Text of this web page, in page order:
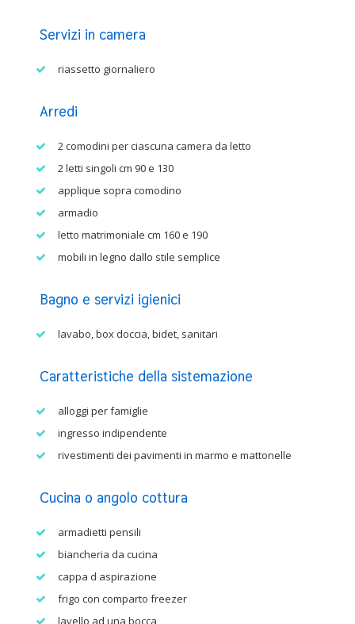
Servizi in camera
riassetto giornaliero
Arredi
2 comodini per ciascuna camera da letto
2 letti singoli cm 90 e 130
applique sopra comodino
armadio
letto matrimoniale cm 160 e 190
mobili in legno dallo stile semplice
Bagno e servizi igienici
lavabo, box doccia, bidet, sanitari
Caratteristiche della sistemazione
alloggi per famiglie
ingresso indipendente
rivestimenti dei pavimenti in marmo e mattonelle
Cucina o angolo cottura
armadietti pensili
biancheria da cucina
cappa d aspirazione
frigo con comparto freezer
lavello ad una bocca